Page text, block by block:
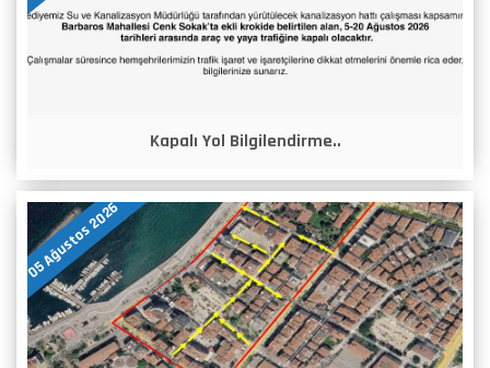
Kapalı Yol Bilgilendirme..
05 Ağustos 2026